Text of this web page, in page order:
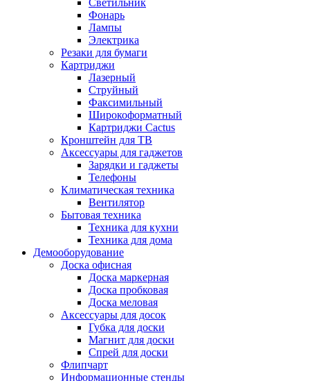
Светильник
Фонарь
Лампы
Электрика
Резаки для бумаги
Картриджи
Лазерный
Струйный
Факсимильный
Широкоформатный
Картриджи Cactus
Кронштейн для ТВ
Аксессуары для гаджетов
Зарядки и гаджеты
Телефоны
Климатическая техника
Вентилятор
Бытовая техника
Техника для кухни
Техника для дома
Демооборудование
Доска офисная
Доска маркерная
Доска пробковая
Доска меловая
Аксессуары для досок
Губка для доски
Магнит для доски
Спрей для доски
Флипчарт
Информационные стенды